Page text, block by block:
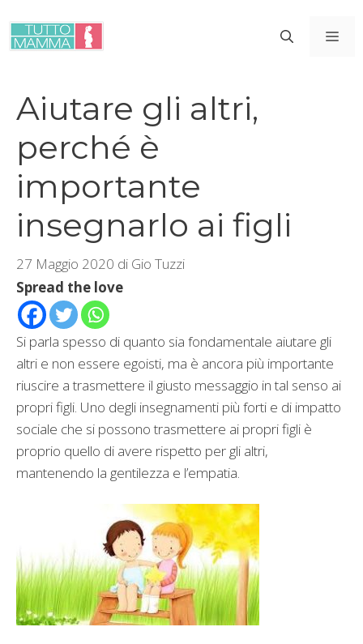
contenuto
Aiutare gli altri,
perché è
importante
insegnarlo ai figli
27 Maggio 2020 di Gio Tuzzi
Spread the love
Si parla spesso di quanto sia fondamentale aiutare gli
altri e non essere egoisti, ma è ancora più importante
riuscire a trasmettere il giusto messaggio in tal senso ai
propri figli. Uno degli insegnamenti più forti e di impatto
sociale che si possono trasmettere ai propri figli è
proprio quello di avere rispetto per gli altri,
mantenendo la gentilezza e l’empatia.